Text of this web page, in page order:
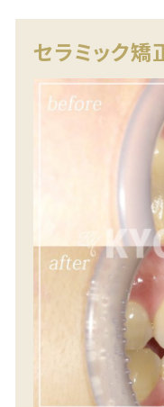
セラミック矯